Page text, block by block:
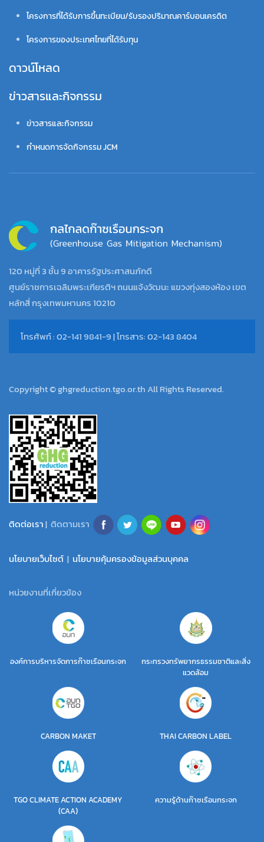
โครงการที่ได้รับการขึ้นทะเบียน/รับรองปริมาณคาร์บอนเครดิต
โครงการของประเทศไทยที่ได้รับทุน
ดาวน์โหลด
ข่าวสารและกิจกรรม
ข่าวสารและกิจกรรม
กำหนดการจัดกิจกรรม JCM
120 หมู่ที่ 3 ชั้น 9 อาคารรัฐประศาสนภักดี
ศูนย์ราชการเฉลิมพระเกียรติฯ ถนนแจ้งวัฒนะ แขวงทุ่งสองห้อง เขต
หลักสี่ กรุงเทพมหานคร 10210
โทรศัพท์ : 02-141 9841-9 | โทรสาร: 02-143 8404
Copyright © ghgreduction.tgo.or.th All Rights Reserved.
ติดต่อเรา| ติดตามเรา
นโยบายเว็บไซต์ | นโยบายคุ้มครองข้อมูลส่วนบุคคล
หน่วยงานที่เกี่ยวข้อง
องค์การบริหารจัดการก๊าซเรือนกระจก
กระทรวงทรัพยากรธรรมชาติและสิ่ง
แวดล้อม
CARBON MAKET THAI CARBON LABEL
TGO CLIMATE ACTION ACADEMY
(CAA)
ความรู้ด้านก๊าซเรือนกระจก